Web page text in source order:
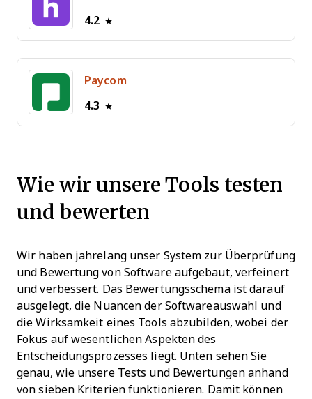
4.2
Paycom
4.3
Wie wir unsere Tools testen
und bewerten
Wir haben jahrelang unser System zur Überprüfung
und Bewertung von Software aufgebaut, verfeinert
und verbessert. Das Bewertungsschema ist darauf
ausgelegt, die Nuancen der Softwareauswahl und
die Wirksamkeit eines Tools abzubilden, wobei der
Fokus auf wesentlichen Aspekten des
Entscheidungsprozesses liegt. Unten sehen Sie
genau, wie unsere Tests und Bewertungen anhand
von sieben Kriterien funktionieren. Damit können